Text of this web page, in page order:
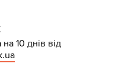
10 днів від